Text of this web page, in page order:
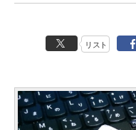
リスト